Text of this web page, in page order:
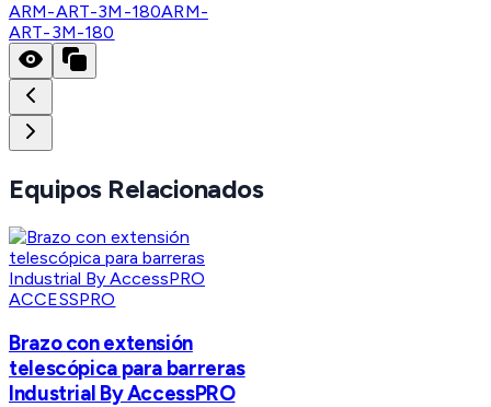
ARM-ART-3M-180ARM-
ART-3M-180
Equipos Relacionados
ACCESSPRO
Brazo con extensión
telescópica para barreras
Industrial By AccessPRO